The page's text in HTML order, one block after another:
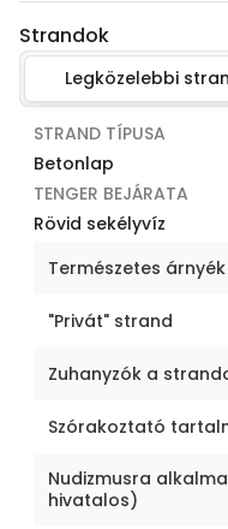
Strandok
Legközelebbi
STRAND TÍPUSA
Betonlap
TENGER BEJÁRATA
Rövid sekélyvíz
Természetes árnyék
"Privát" strand
Zuhanyzók a
Szórakoztató
Nudizmusra
hivatalos)